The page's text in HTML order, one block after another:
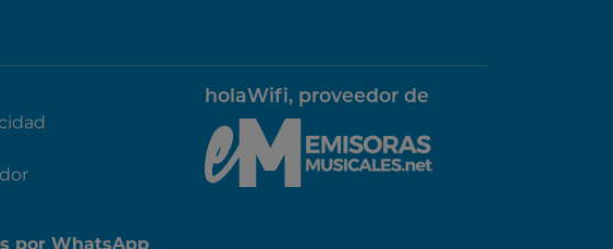
por WhatsApp
holaWifi, proveedor de